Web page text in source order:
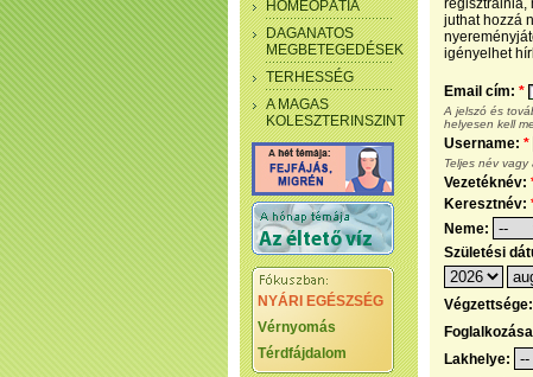
HOMEOPÁTIA
DAGANATOS
MEGBETEGEDÉSEK
TERHESSÉG
A MAGAS
KOLESZTERINSZINT
NYÁRI EGÉSZSÉG
Vérnyomás
Térdfájdalom
regisztrálnia,
juthat hozzá
igényelhet
Email cím: *
A jelszó és
helyesen kell
Username: *
Teljes név
Vezetéknév:
Keresztnév:
Neme:
Születési
Végzettsége:
Lakhelye: